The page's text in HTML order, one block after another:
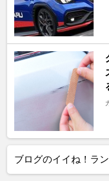
ブログのイイね！ラ